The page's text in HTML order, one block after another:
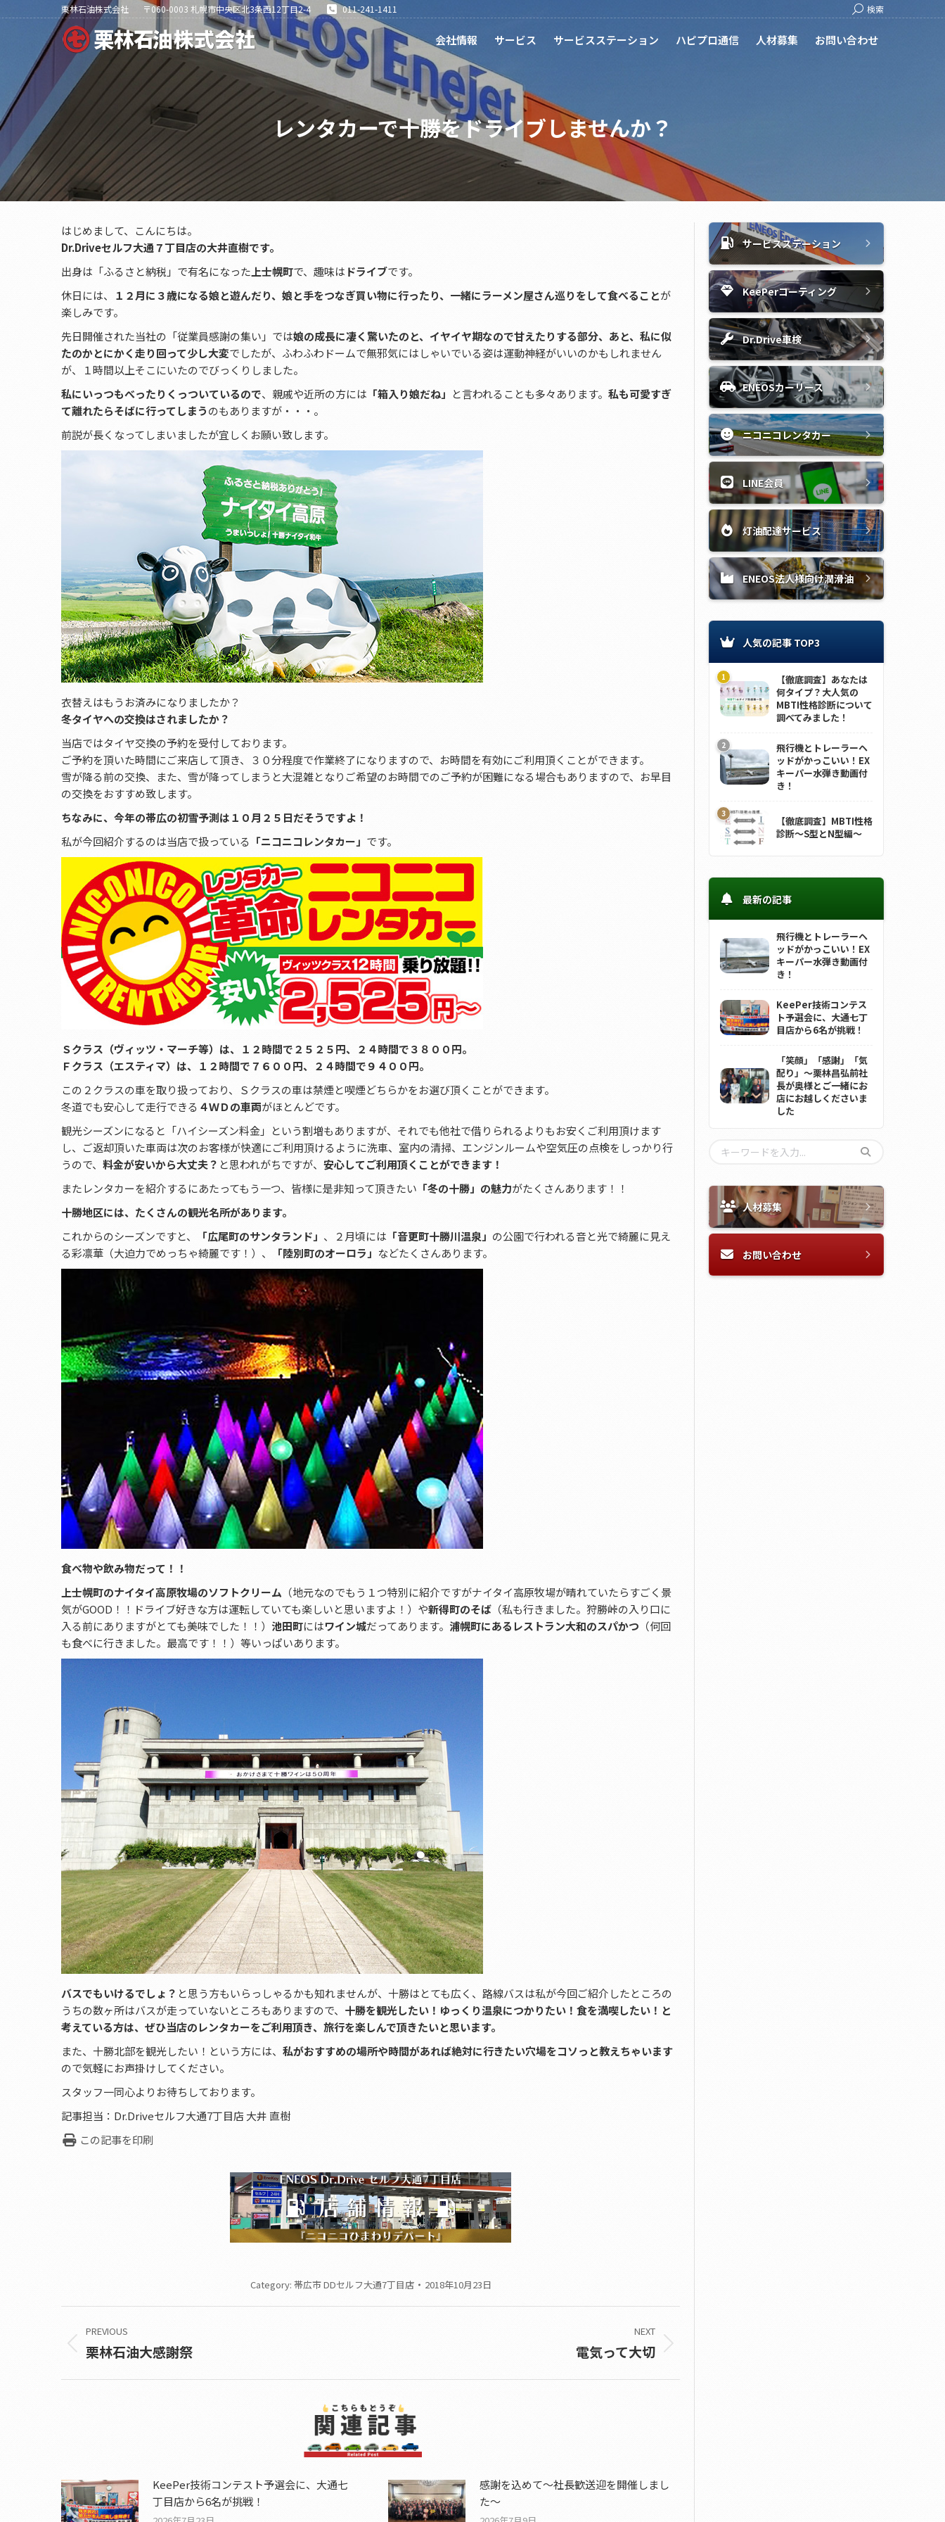
栗林石油株式会社 〒060-0003 札幌市中央区北3条西12丁目2-4 011-241-1411 Search:
検索
会社情報 サービス サービスステーション ハピプロ通信 人材募集 お問い合わせ
レンタカーで十勝をドライブしませんか？
はじめまして、こんにちは。
Dr.Driveセルフ大通７丁目店の大井直樹です。
出身は「ふるさと納税」で有名になった 上士幌町で、趣味は ドライブです。
休日には、
１２月に３歳になる娘と遊んだり、娘と手をつなぎ買い物に行ったり、一緒にラーメン屋さん巡りをして食べることが
楽しみです。
先日開催された当社の「従業員感謝の集い」では娘の成長に凄く驚いたのと、イヤイヤ期なので甘えたりする部分、あと、私に似
たのかとにかく走り回って少し大変でしたが、ふわふわドームで無邪気にはしゃいでいる姿は運動神経がいいのかもしれません
が、１時間以上そこにいたのでびっくりしました。
私にいっつもべったりくっついているので、親戚や近所の方には 「箱入り娘だね」 と言われることも多々あります。 私も可愛すぎ
て離れたらそばに行ってしまうのもありますが・・・。
前説が長くなってしまいましたが宜しくお願い致します。
衣替えはもうお済みになりましたか？
冬タイヤへの交換はされましたか？
当店ではタイヤ交換の予約を受付しております。
ご予約を頂いた時間にご来店して頂き、３０分程度で作業終了になりますので、お時間を有効にご利用頂くことができます。
雪が降る前の交換、また、雪が降ってしまうと大混雑となりご希望のお時間でのご予約が困難になる場合もありますので、お早目
の交換をおすすめ致します。
ちなみに、今年の帯広の初雪予測は１０月２５日だそうですよ！
私が今回紹介するのは当店で扱っている 「ニコニコレンタカー」 です。
Ｓクラス（ヴィッツ・マーチ等）は、１２時間で２５２５円、２４時間で３８００円。
Ｆクラス（エスティマ）は、１２時間で７６００円、２４時間で９４００円。
この２クラスの車を取り扱っており、Ｓクラスの車は禁煙と喫煙どちらかをお選び頂くことができます。
冬道でも安心して走行できる ４ＷＤの車両がほとんどです。
観光シーズンになると「ハイシーズン料金」という割増もありますが、それでも他社で借りられるよりもお安くご利用頂けます
し、ご返却頂いた車両は次のお客様が快適にご利用頂けるように洗車、室内の清掃、エンジンルームや空気圧の点検をしっかり行
うので、 料金が安いから大丈夫？ と思われがちですが、 安心してご利用頂くことができます！
またレンタカーを紹介するにあたってもう一つ、皆様に是非知って頂きたい 「冬の十勝」の魅力がたくさんあります！！
十勝地区には、たくさんの観光名所があります。
これからのシーズンですと、
「広尾町のサンタランド」 、２月頃には 「音更町十勝川温泉」 の公園で行われる音と光で綺麗に見え
る彩凛華（大迫力でめっちゃ綺麗です！）、
「陸別町のオーロラ」 などたくさんあります。
食べ物や飲み物だって！！
上士幌町のナイタイ高原牧場のソフトクリーム （地元なのでもう１つ特別に紹介ですがナイタイ高原牧場が晴れていたらすごく景
気がGOOD！！ドライブ好きな方は運転していても楽しいと思いますよ！）や新得町のそば （私も行きました。狩勝峠の入り口に
入る前にありますがとても美味でした！！） 池田町にはワイン城だってあります。 浦幌町にあるレストラン大和のスパかつ （何回
も食べに行きました。最高です！！）等いっぱいあります。
バスでもいけるでしょ？ と思う方もいらっしゃるかも知れませんが、十勝はとても広く、路線バスは私が今回ご紹介したところの
うちの数ヶ所はバスが走っていないところもありますので、 十勝を観光したい！ゆっくり温泉につかりたい！食を満喫したい！と
考えている方は、ぜひ当店のレンタカーをご利用頂き、旅行を楽しんで頂きたいと思います。
また、十勝北部を観光したい！という方には、 私がおすすめの場所や時間があれば絶対に行きたい穴場をコソっと教えちゃいます
ので気軽にお声掛けしてください。
スタッフ一同心よりお待ちしております。
記事担当：Dr.Driveセルフ大通7丁目店 大井 直樹
この記事を印刷
Category: 帯広市 DDセルフ大通7丁目店 2018年10月23日
navigation
PREVIOUS
Previous
栗林石油大感謝祭
NEXT
電気って大切
KeePer技術コンテスト予選会に、大通七
丁目店から6名が挑戦！
感謝を込めて〜社長歓送迎を開催しまし
た〜
サービスステーション
KeePerコーティング
Dr.Drive車検
ENEOSカーリース
ニコニコレンタカー
LINE会員
灯油配達サービス
ENEOS法人様向け潤滑油
人気の記事 TOP3
【徹底調査】あなたは
何タイプ？大人気の
MBTI性格診断について
調べてみました！
飛行機とトレーラーヘ
ッドがかっこいい！EX
キーパー水弾き動画付
き！
【徹底調査】MBTI性格
診断～S型とN型編～
最新の記事
飛行機とトレーラーヘ
ッドがかっこいい！EX
キーパー水弾き動画付
き！
KeePer技術コンテス
ト予選会に、大通七丁
目店から6名が挑戦！
「笑顔」「感謝」「気
配り」～栗林昌弘前社
長が奥様とご一緒にお
店にお越しくださいま
した
人材募集
お問い合わせ